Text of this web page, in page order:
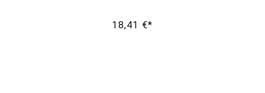
18,41 €*